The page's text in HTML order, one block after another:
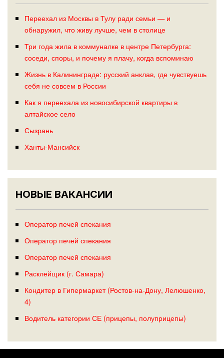
Переехал из Москвы в Тулу ради семьи — и
обнаружил, что живу лучше, чем в столице
Три года жила в коммуналке в центре Петербурга:
соседи, споры, и почему я плачу, когда вспоминаю
Жизнь в Калининграде: русский анклав, где чувствуешь
себя не совсем в России
Как я переехала из новосибирской квартиры в
алтайское село
Сызрань
Ханты-Мансийск
НОВЫЕ ВАКАНСИИ
Оператор печей спекания
Оператор печей спекания
Оператор печей спекания
Расклейщик (г. Самара)
Кондитер в Гипермаркет (Ростов-на-Дону, Лелюшенко,
4)
Водитель категории СЕ (прицепы, полуприцепы)